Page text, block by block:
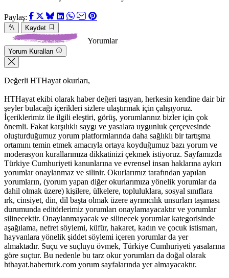
Paylaş:
Kaydet
Yorumlar
Yorum Kuralları
Değerli HTHayat okurları,
HTHayat ekibi olarak haber değeri taşıyan, herkesin kendine dair bir
şeyler bulacağı içerikleri sizlere ulaştırmak için çalışıyoruz.
İçeriklerimiz ile ilgili eleştiri, görüş, yorumlarınız bizler için çok
önemli. Fakat karşılıklı saygı ve yasalara uygunluk çerçevesinde
oluşturduğumuz yorum platformlarında daha sağlıklı bir tartışma
ortamını temin etmek amacıyla ortaya koyduğumuz bazı yorum ve
moderasyon kurallarımıza dikkatinizi çekmek istiyoruz. Sayfamızda
Türkiye Cumhuriyeti kanunlarına ve evrensel insan haklarına aykırı
yorumlar onaylanmaz ve silinir. Okurlarımız tarafından yapılan
yorumların, (yorum yapan diğer okurlarımıza yönelik yorumlar da
dahil olmak üzere) kişilere, ülkelere, topluluklara, sosyal sınıflara
ırk, cinsiyet, din, dil başta olmak üzere ayrımcılık unsurları taşıması
durumunda editörlerimiz yorumları onaylamayacaktır ve yorumlar
silinecektir. Onaylanmayacak ve silinecek yorumlar kategorisinde
aşağılama, nefret söylemi, küfür, hakaret, kadın ve çocuk istismarı,
hayvanlara yönelik şiddet söylemi içeren yorumlar da yer
almaktadır. Suçu ve suçluyu övmek, Türkiye Cumhuriyeti yasalarına
göre suçtur. Bu nedenle bu tarz okur yorumları da doğal olarak
hthayat.haberturk.com yorum sayfalarında yer almayacaktır.